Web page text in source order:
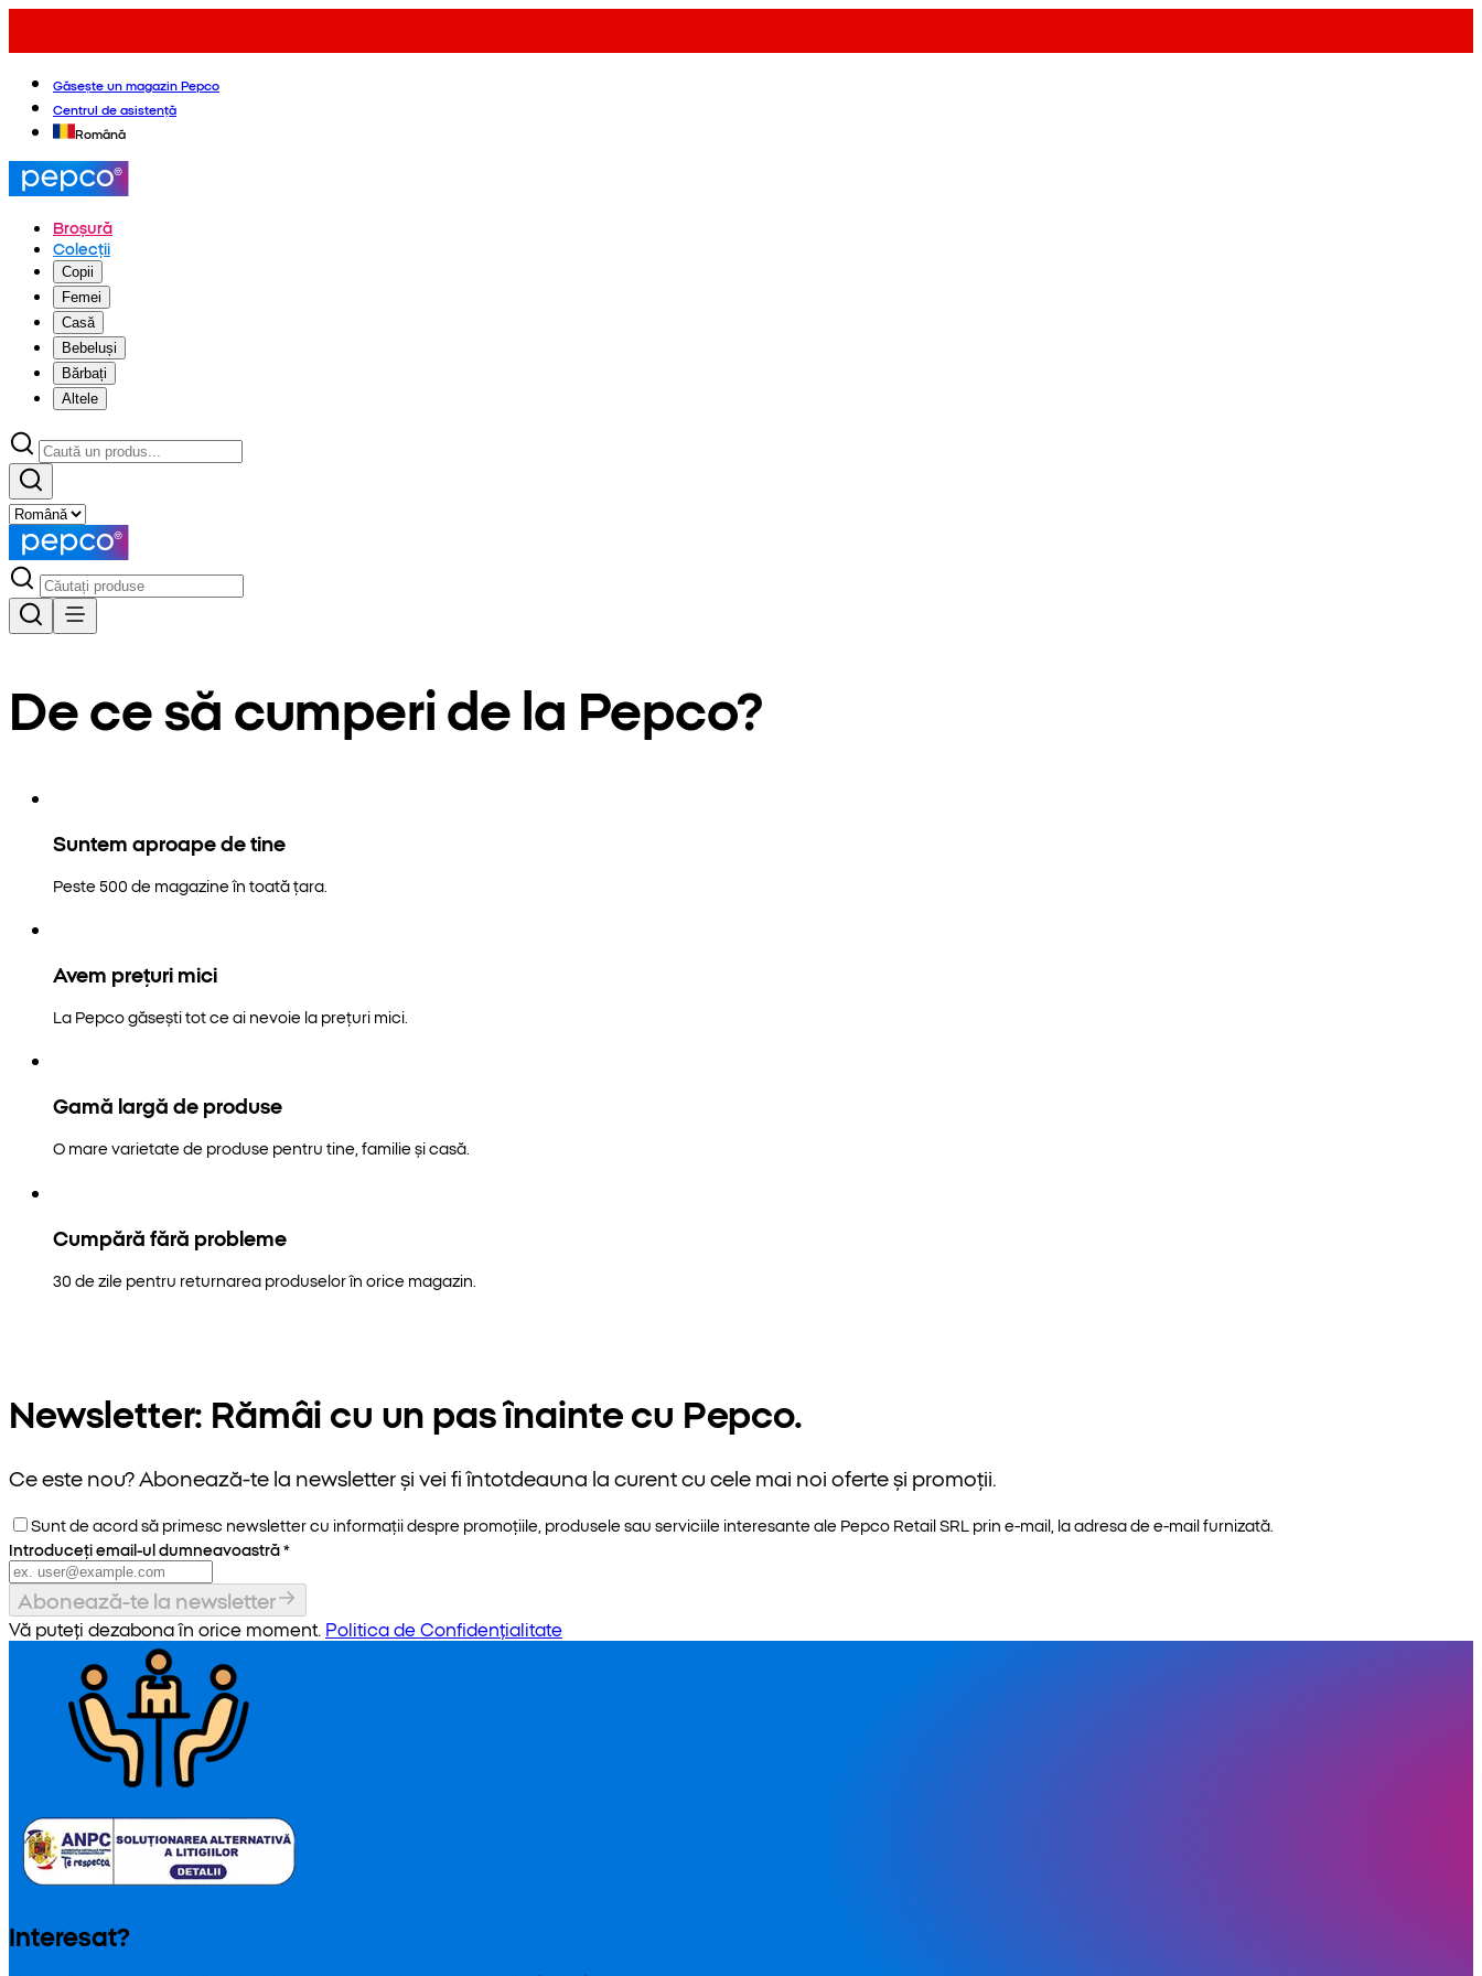
Găsește un magazin Pepco
Centrul de asistență
Română
Broșură
Colecții
Copii
Femei
Casă
Bebeluși
Bărbați
Altele
De ce să cumperi de la Pepco?
Suntem aproape de tine
Peste 500 de magazine în toată țara.
Avem prețuri mici
La Pepco găsești tot ce ai nevoie la prețuri mici.
Gamă largă de produse
O mare varietate de produse pentru tine, familie și casă.
Cumpără fără probleme
30 de zile pentru returnarea produselor în orice magazin.
Newsletter: Rămâi cu un pas înainte cu Pepco.
Ce este nou? Abonează-te la newsletter și vei fi întotdeauna la curent cu cele mai noi oferte și promoții.
Sunt de acord să primesc newsletter cu informații despre promoțiile, produsele sau serviciile interesante ale Pepco Retail SRL prin e-mail, la adresa de e-mail furnizată.
Introduceți email-ul dumneavoastră*
Abonează-te la newsletter
Vă puteți dezabona în orice moment. Politica de Confidențialitate
Interesat?